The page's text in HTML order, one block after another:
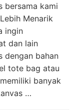
bersama kami
Menarik
ingin
dan lain
dengan bahan
tote bag atau
banyak
…